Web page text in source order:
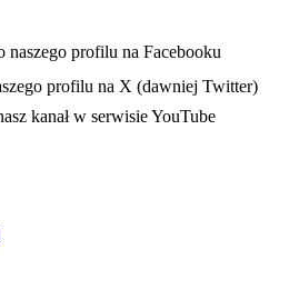
się w nowej karcie
naszego profilu na Facebooku
profilu na X (dawniej Twitter)
w nowej karcie
kanał w serwisie YouTube